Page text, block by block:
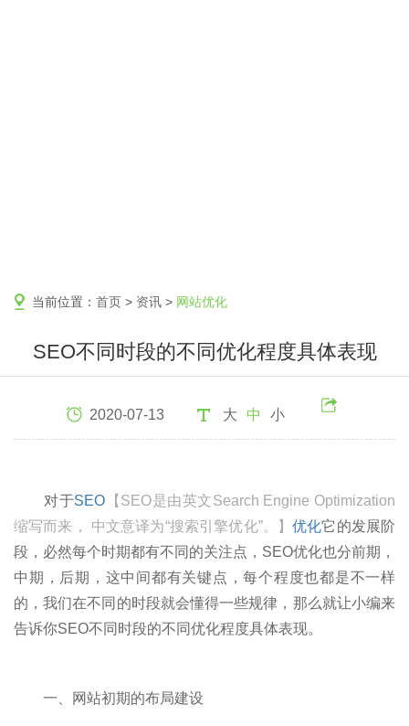
当前位置： 首页 > 资讯 > 网站优化
SEO不同时段的不同优化程度具体表现
2020-07-13 大 中 小
对于SEO 【SEO是由英文Search Engine Optimization
缩写而来， 中文意译为“搜索引擎优化”。】优化它的发展阶
段，必然每个时期都有不同的关注点，SEO优化也分前期，
中期，后期，这中间都有关键点，每个程度也都是不一样
的，我们在不同的时段就会懂得一些规律，那么就让小编来
告诉你SEO不同时段的不同优化程度具体表现。
一、网站初期的布局建设